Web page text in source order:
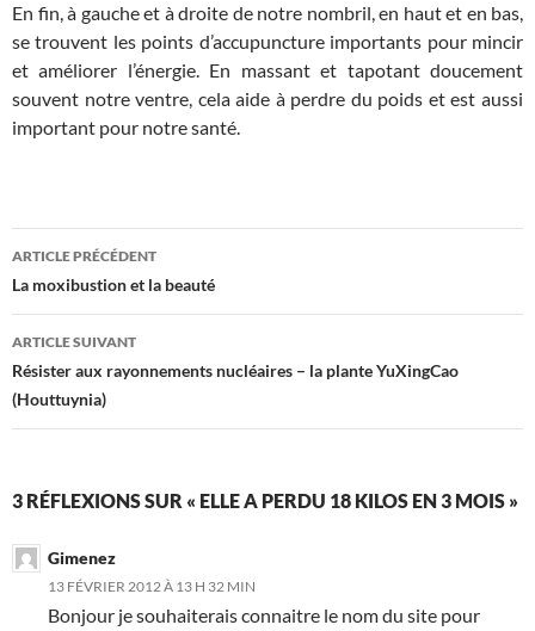
En fin, à gauche et à droite de notre nombril, en haut et en bas,
se trouvent les points d’accupuncture importants pour mincir
et améliorer l’énergie. En massant et tapotant doucement
souvent notre ventre, cela aide à perdre du poids et est aussi
important pour notre santé.
Navigation
des
articles
ARTICLE PRÉCÉDENT
La moxibustion et la beauté
ARTICLE SUIVANT
Résister aux rayonnements nucléaires – la plante YuXingCao
(Houttuynia)
3 RÉFLEXIONS SUR « ELLE A PERDU 18 KILOS EN 3 MOIS »
Gimenez
13 FÉVRIER 2012 À 13 H 32 MIN
Bonjour je souhaiterais connaitre le nom du site pour